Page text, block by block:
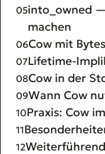
into_owned
machen
Cow mit
Lifetime-
Cow in der
Wann Cow
Praxis: Cow